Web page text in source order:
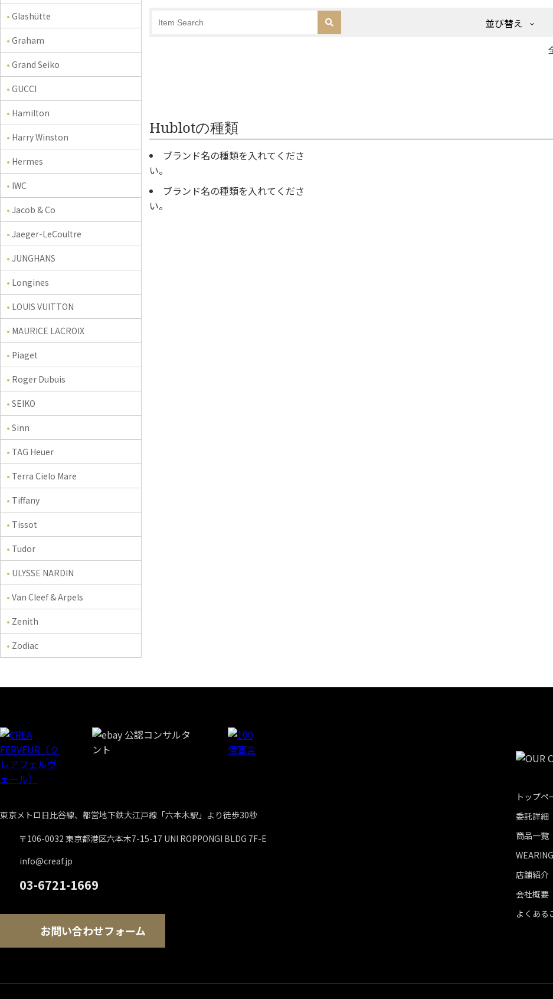
Glashütte
Graham
Grand Seiko
GUCCI
Hamilton
Harry Winston
Hermes
IWC
Jacob & Co
Jaeger-LeCoultre
JUNGHANS
Longines
LOUIS VUITTON
MAURICE LACROIX
Piaget
Roger Dubuis
SEIKO
Sinn
TAG Heuer
Terra Cielo Mare
Tiffany
Tissot
Tudor
ULYSSE NARDIN
Van Cleef & Arpels
Zenith
Zodiac
並び替え
Hublotの種類
ブランド名の種類を入れてくださ
い。
ブランド名の種類を入れてくださ
い。
東京メトロ日比谷線、都営地下鉄大江戸線「六本木駅」より徒歩30秒
〒106-0032 東京都港区六本木7-15-17 UNI ROPPONGI BLDG 7F-E
info@creaf.jp
03-6721-1669
お問い合わせフォーム
トップペ
委託詳細
商品一覧
WEARING
店舗紹介
会社概要
よくある